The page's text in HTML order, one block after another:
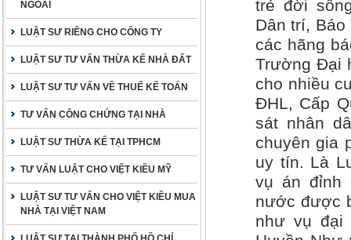
NGOÀI
LUẬT SƯ RIÊNG CHO CÔNG TY
LUẬT SƯ TƯ VẤN THỪA KẾ NHÀ ĐẤT
LUẬT SƯ TƯ VẤN VỀ THUẾ KẾ TOÁN
TƯ VẤN CÔNG CHỨNG TẠI NHÀ
LUẬT SƯ THỪA KẾ TẠI TPHCM
TƯ VẤN LUẬT CHO VIỆT KIỀU MỸ
LUẬT SƯ TƯ VẤN CHO VIỆT KIỀU MUA
NHÀ TẠI VIỆT NAM
trẻ đời
Dân trí,
các hãng
Trường Đại
cho nhiều
ĐHL, Cấp
sát nhân
chuyên gia
uy tín. Là
vụ án đỉnh
nước được
như vụ đại